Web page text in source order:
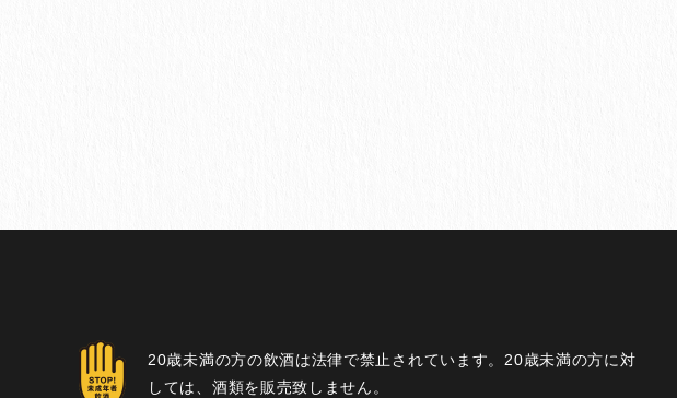
20歳未満の方の飲酒は法律で禁止されています。20歳未満の方に対
しては、酒類を販売致しません。